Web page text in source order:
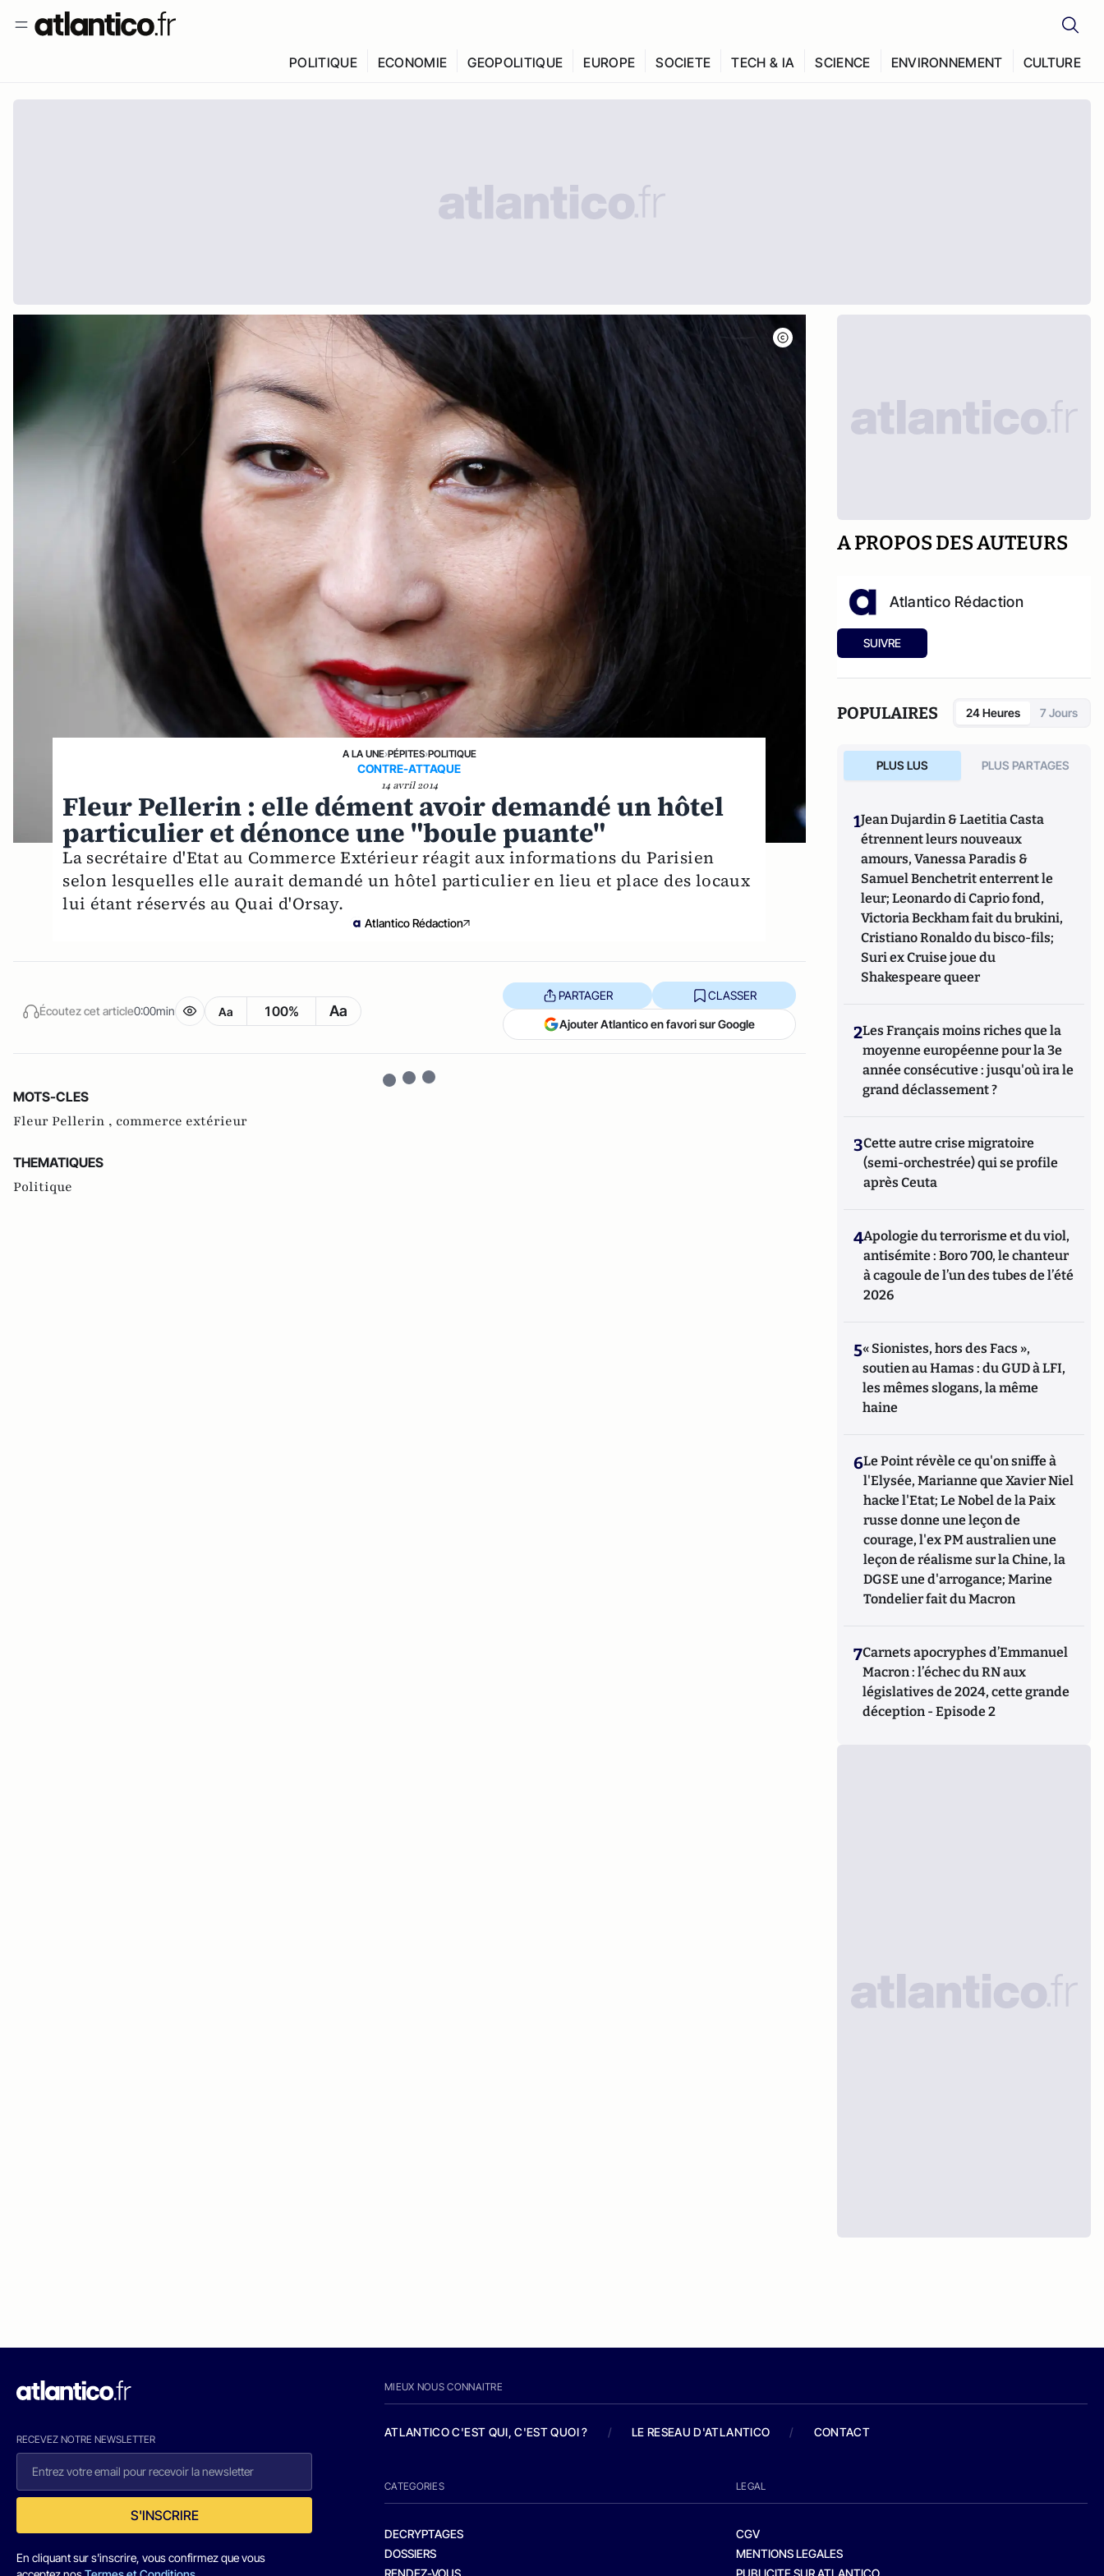
POLITIQUE ECONOMIE GEOPOLITIQUE EUROPE SOCIETE TECH & IA SCIENCE ENVIRONNEMENT CULTURE
A LA UNE›PÉPITES›POLITIQUE
CONTRE-ATTAQUE
14 avril 2014
Fleur Pellerin : elle dément avoir demandé un hôtel
particulier et dénonce une "boule puante"
La secrétaire d'Etat au Commerce Extérieur réagit aux informations du Parisien
selon lesquelles elle aurait demandé un hôtel particulier en lieu et place des locaux
lui étant réservés au Quai d'Orsay.
Atlantico Rédaction
Écoutez cet article0:00min Aa 100% Aa
PARTAGER CLASSER
Ajouter Atlantico en favori sur Google
MOTS-CLES
Fleur Pellerin , commerce extérieur
THEMATIQUES
Politique
A PROPOS DES AUTEURS
Atlantico Rédaction
SUIVRE
POPULAIRES 24 Heures 7 Jours
PLUS LUS PLUS PARTAGES
1Jean Dujardin & Laetitia Casta
étrennent leurs nouveaux
amours, Vanessa Paradis &
Samuel Benchetrit enterrent le
leur; Leonardo di Caprio fond,
Victoria Beckham fait du brukini,
Cristiano Ronaldo du bisco-fils;
Suri ex Cruise joue du
Shakespeare queer
2Les Français moins riches que la
moyenne européenne pour la 3e
année consécutive : jusqu'où ira le
grand déclassement ?
3Cette autre crise migratoire
(semi-orchestrée) qui se profile
après Ceuta
4Apologie du terrorisme et du viol,
antisémite : Boro 700, le chanteur
à cagoule de l’un des tubes de l’été
2026
5« Sionistes, hors des Facs »,
soutien au Hamas : du GUD à LFI,
les mêmes slogans, la même
haine
6Le Point révèle ce qu'on sniffe à
l'Elysée, Marianne que Xavier Niel
hacke l'Etat; Le Nobel de la Paix
russe donne une leçon de
courage, l'ex PM australien une
leçon de réalisme sur la Chine, la
DGSE une d'arrogance; Marine
Tondelier fait du Macron
7Carnets apocryphes d’Emmanuel
Macron : l’échec du RN aux
législatives de 2024, cette grande
déception - Episode 2
RECEVEZ NOTRE NEWSLETTER
S'INSCRIRE
En cliquant sur s'inscrire, vous confirmez que vous
MIEUX NOUS CONNAITRE
ATLANTICO C'EST QUI, C'EST QUOI ? / LE RESEAU D'ATLANTICO / CONTACT
CATEGORIES
DECRYPTAGES
DOSSIERS
RENDEZ-VOUS
LEGAL
CGV
MENTIONS LEGALES
PUBLICITE SUR ATLANTICO